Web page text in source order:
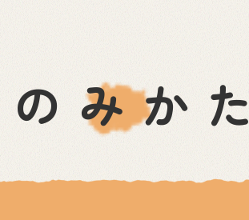
みかた